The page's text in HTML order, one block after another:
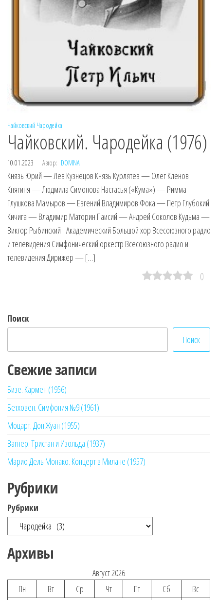
Чайковский Чародейка
Чайковский. Чародейка (1976)
10.01.2023 Автор: DOMNA
Князь Юрий — Лев Кузнецов Князь Курлятев — Олег Кленов
Княгиня — Людмила Симонова Настасья («Кума») — Римма
Глушкова Мамыров — Евгений Владимиров Фока — Петр Глубокий
Кичига — Владимир Маторин Паисий — Андрей Соколов Кудьма —
Виктор Рыбинский Академический Большой хор Всесоюзного радио
и телевидения Симфонический оркестр Всесоюзного радио и
телевидения Дирижер — […]
0
Поиск
Поиск
Свежие записи
Бизе. Кармен (1956)
Бетховен. Симфония №9 (1961)
Моцарт. Дон Жуан (1955)
Вагнер. Тристан и Изольда (1937)
Марио Дель Монако. Концерт в Милане (1957)
Рубрики
Рубрики
Архивы
Август 2026
Пн
Вт Ср Чт Пт Сб
Вс